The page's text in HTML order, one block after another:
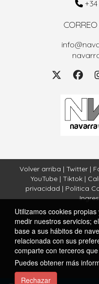
Utilizamos cookies
medir nuestros servicios;
base a sus hábitos de
relacionada con sus
comparte con terceros
Puedes obtener más
Rechazar
Volver arriba | Twitter |
YouTube| Tiktok|
privacidad | Politica